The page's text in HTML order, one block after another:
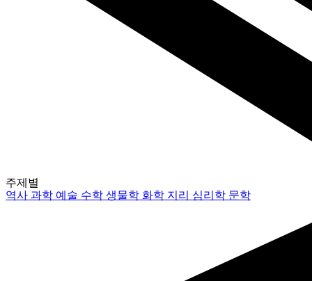
주제별
역사과학 예술 수학생물학 화학 지리 심리학 문학